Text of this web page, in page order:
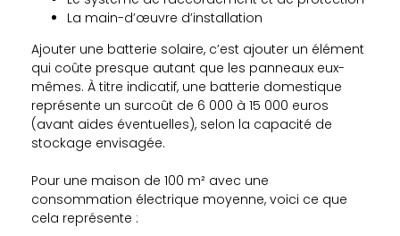
La main-d’œuvre d’installation
Ajouter une batterie solaire, c’est ajouter un élément
qui coûte presque autant que les panneaux eux-
mêmes. À titre indicatif, une batterie domestique
représente un surcoût de 6 000 à 15 000 euros
(avant aides éventuelles), selon la capacité de
stockage envisagée.
Pour une maison de 100 m² avec une
consommation électrique moyenne, voici ce que
cela représente :